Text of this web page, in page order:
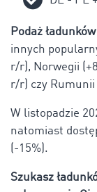
Podaż ładunków
innych
r/r), Norwegii
r/r) czy Rumunii
W listopadzie
natomiast
(-15%).
Szukasz